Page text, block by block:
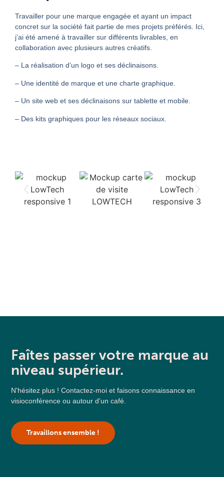
Travailler pour une marque engagée et ayant un impact
concret sur la société fait partie de mes projets préférés. Ici,
j’ai été amené à travailler sur différents livrables, en
collaboration avec plusieurs autres créatifs.
– La réalisation d’un logo et ses déclinaisons.
– Une identité de marque et une charte graphique.
– Un site web et ses déclinaisons sur tablette et mobile
– Des kits graphiques pour les réseaux sociaux
Faîtes passer votre marque au
niveau supérieur.
N'hésitez plus ! Contactez-moi et faisons connaissance en
visioconférence ou autour d'un café.
Travaillons ensemble !